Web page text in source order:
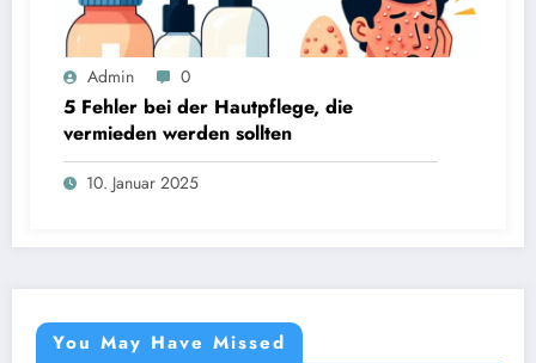
Admin 0
5 Fehler bei der Hautpflege, die
vermieden werden sollten
10. Januar 2025
You May Have Missed